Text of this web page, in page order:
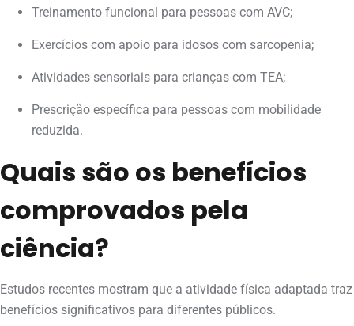
Treinamento funcional para pessoas com AVC;
Exercícios com apoio para idosos com sarcopenia;
Atividades sensoriais para crianças com TEA;
Prescrição específica para pessoas com mobilidade
reduzida.
Quais são os benefícios
comprovados pela
ciência?
Estudos recentes mostram que a atividade física adaptada traz
benefícios significativos para diferentes públicos.